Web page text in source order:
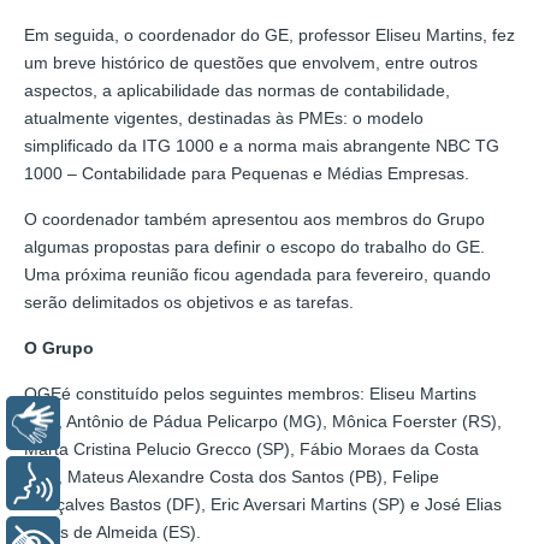
Em seguida, o coordenador do GE, professor Eliseu Martins, fez
um breve histórico de questões que envolvem, entre outros
aspectos, a aplicabilidade das normas de contabilidade,
atualmente vigentes, destinadas às PMEs: o modelo
simplificado da ITG 1000 e a norma mais abrangente NBC TG
1000 – Contabilidade para Pequenas e Médias Empresas.
O coordenador também apresentou aos membros do Grupo
algumas propostas para definir o escopo do trabalho do GE.
Uma próxima reunião ficou agendada para fevereiro, quando
serão delimitados os objetivos e as tarefas.
O Grupo
OGEé constituído pelos seguintes membros: Eliseu Martins
(SP), Antônio de Pádua Pelicarpo (MG), Mônica Foerster (RS),
Marta Cristina Pelucio Grecco (SP), Fábio Moraes da Costa
(ES), Mateus Alexandre Costa dos Santos (PB), Felipe
Gonçalves Bastos (DF), Eric Aversari Martins (SP) e José Elias
Feres de Almeida (ES).
Libras
Voz